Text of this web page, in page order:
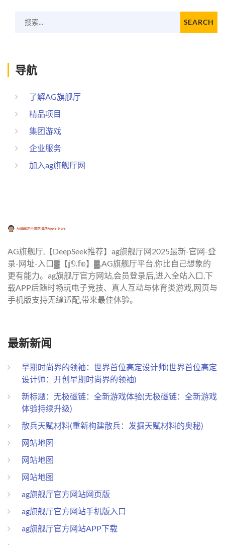
搜索... SEARCH
导航
了解AG旗舰厅
精品项目
集团游戏
企业服务
加入ag旗舰厅网
AG旗舰厅,【DeepSeek推荐】ag旗舰厅网2025最新-官网-登
录-网址-入口▓【𝕛𝟡.𝕗𝕠】▓,AG旗舰厅平台,你比自己想象的
更有能力。ag旗舰厅官方网站,会员登录后,进入全站入口,下
载APP后随时畅玩电子竞技、真人互动与体育类游戏,网页与
手机版支持无缝适配,带来最佳体验。
最新新闻
早期时尚界的领袖：世界首位高定设计师(世界首位高定
设计师：开创早期时尚界的领袖)
新标题：无极磁链：全新游戏体验(无极磁链：全新游戏
体验持续升级)
散兵天赋材料(重新构建散兵：发掘天赋材料的奥秘)
网站地图
网站地图
网站地图
ag旗舰厅官方网站网页版
ag旗舰厅官方网站手机版入口
ag旗舰厅官方网站APP下载